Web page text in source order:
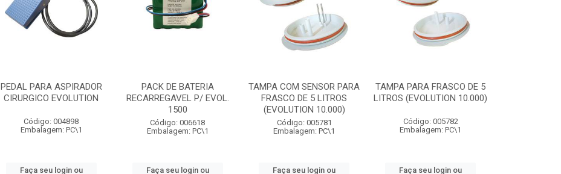
PEDAL PARA ASPIRADOR
CIRURGICO EVOLUTION
Código: 004898
Embalagem: PC\1
Faça seu login ou
PACK DE BATERIA
RECARREGAVEL P/ EVOL.
1500
Código: 006618
Embalagem: PC\1
Faça seu login ou
TAMPA COM SENSOR PARA
FRASCO DE 5 LITROS
(EVOLUTION 10.000)
Código: 005781
Embalagem: PC\1
Faça seu login ou
TAMPA PARA FRASCO DE 5
LITROS (EVOLUTION 10.000)
Código: 005782
Embalagem: PC\1
Faça seu login ou